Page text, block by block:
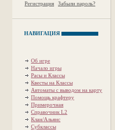
Регистрация Забыли пароль?
НАВИГАЦИЯ
Об игре
Начало игры
Расы и Классы
Квесты на Классы
Автоматы с выводом на карту
Помощь крафтеру
Примерочная
Справочник L2
Клан/Альянс
Субклассы